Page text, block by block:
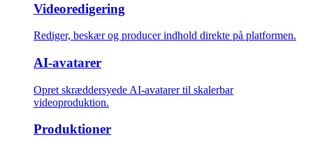
Videoredigering
Rediger, beskær og producer indhold direkte på platformen.
AI-avatarer
Opret skræddersyede AI-avatarer til skalerbar
videoproduktion.
Produktioner